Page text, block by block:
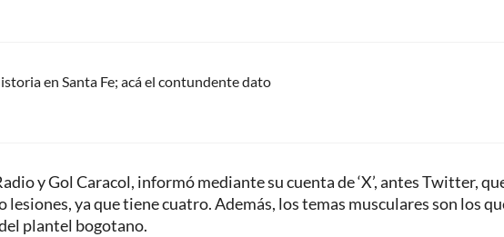
en Santa Fe; acá el contundente dato
y Gol Caracol, informó mediante su cuenta de ‘X’, antes Twitter,
ya que tiene cuatro. Además, los temas musculares son los
plantel bogotano.